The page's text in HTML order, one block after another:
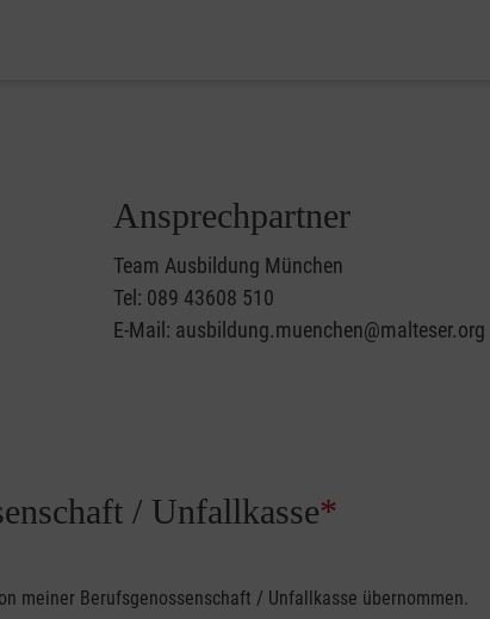
Ansprechpartner
Team Ausbildung München
Tel: 089 43608 510
E-Mail: ausbildung.muenchen@malteser.org
/ Unfallkasse*
meiner Berufsgenossenschaft / Unfallkasse übernommen.